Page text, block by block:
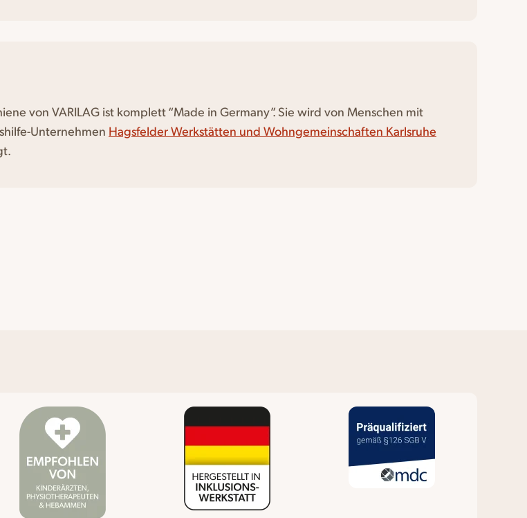
von VARILAG ist komplett “Made in Germany”. Sie wird von Menschen mit
Unternehmen Hagsfelder Werkstätten und Wohngemeinschaften Karlsruhe